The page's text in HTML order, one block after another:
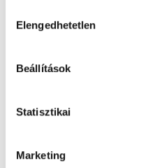
kiválasztása
Elengedhetetlen
Beállítások
Statisztikai
Marketing
Kategóriák